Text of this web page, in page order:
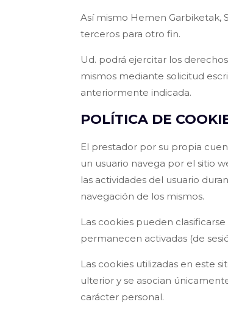
Así mismo Hemen Garbiketak,
terceros para otro fin.
Ud. podrá ejercitar los
mismos mediante solicitud
anteriormente indicada.
POLÍTICA DE
El prestador por su propia
un usuario navega por el sitio
las actividades del usuario
navegación de los mismos.
Las cookies pueden
permanecen activadas (de
Las cookies utilizadas en este
ulterior y se asocian
carácter personal.